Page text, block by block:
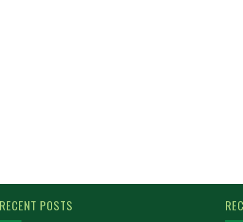
RECENT POSTS